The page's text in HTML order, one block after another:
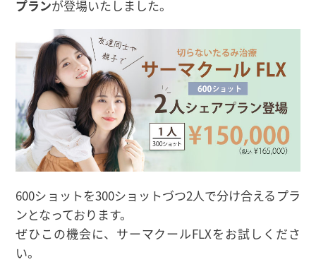
プランが登場いたしました。
600ショットを300ショットづつ2人で分け合えるプラ
ンとなっております。
ぜひこの機会に、サーマクールFLXをお試しくださ
い。